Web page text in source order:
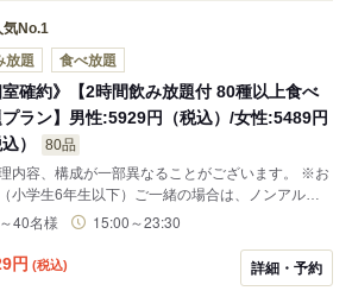
気No.1
放題
食べ放題
室確約》【2時間飲み放題付 80種以上食べ
ラン】男性:5929円（税込）/女性:5489円
）
80品
内容、構成が一部異なることがございます。 ※お
小学生6年生以下）ご一緒の場合は、ノンアルコ
放題のご用意もございます。 ※小学生未満は無
40名様 15:00～23:30
円 (税込) 詳細・予約